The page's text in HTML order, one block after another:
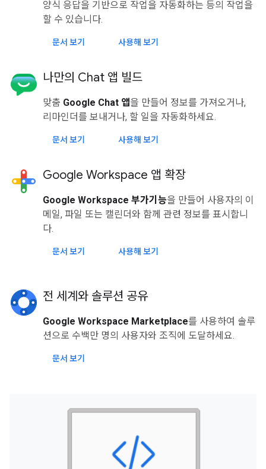
양식 응답을 기반으로 작업을 자동화하는 등의 작업을
할 수 있습니다.
문서 보기 사용해 보기
나만의 Chat 앱 빌드
맞춤 Google Chat 앱을 만들어 정보를 가져오거나,
리마인더를 보내거나, 할 일을 자동화하세요.
문서 보기 사용해 보기
Google Workspace 앱 확장
Google Workspace 부가기능을 만들어 사용자의 이
메일, 파일 또는 캘린더와 함께 관련 정보를 표시합니
다.
문서 보기 사용해 보기
전 세계와 솔루션 공유
Google Workspace Marketplace를 사용하여 솔루
션으로 수백만 명의 사용자와 조직에 도달하세요.
문서 보기